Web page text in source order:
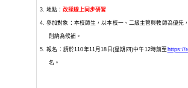
地點： 改採線上同步研習
參加對象 ：本校師生，以本校一、二級主管與教師為優先
則納為候補。
報名：請於110年11月18 日 (星期四)中午12時前至 https://
名。